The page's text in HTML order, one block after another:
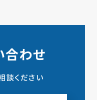
合わせ
談ください